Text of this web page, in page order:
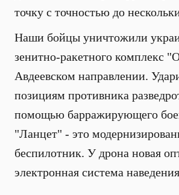
точку с точностью до
Наши бойцы уничтожили
зенитно-ракетного комплекс
Авдеевском направлении.
позициям противника
помощью барражирующего
"Ланцет" - это
беспилотник. У дрона новая
электронная система